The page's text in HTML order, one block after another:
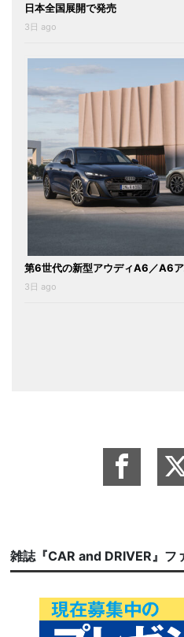
日本全国展開で発売
3日 ago
第6世代の新型アウディA6／A6
3日 ago
雑誌『CAR and DRIVER』フ